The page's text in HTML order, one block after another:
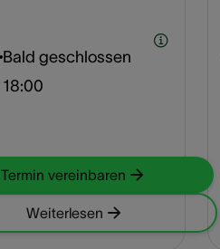
Bald geschlossen
18:00
Termin vereinbaren
Weiterlesen